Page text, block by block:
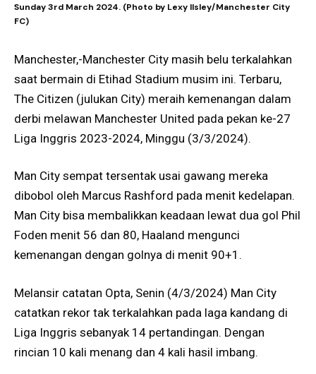
Sunday 3rd March 2024. (Photo by Lexy Ilsley/Manchester City
FC)
Manchester,-Manchester City masih belu terkalahkan
saat bermain di Etihad Stadium musim ini. Terbaru,
The Citizen (julukan City) meraih kemenangan dalam
derbi melawan Manchester United pada pekan ke-27
Liga Inggris 2023-2024, Minggu (3/3/2024).
Man City sempat tersentak usai gawang mereka
dibobol oleh Marcus Rashford pada menit kedelapan.
Man City bisa membalikkan keadaan lewat dua gol Phil
Foden menit 56 dan 80, Haaland mengunci
kemenangan dengan golnya di menit 90+1.
Melansir catatan Opta, Senin (4/3/2024) Man City
catatkan rekor tak terkalahkan pada laga kandang di
Liga Inggris sebanyak 14 pertandingan. Dengan
rincian 10 kali menang dan 4 kali hasil imbang.